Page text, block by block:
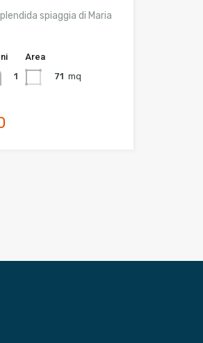
spiaggia di Maria
1
Area
71 mq